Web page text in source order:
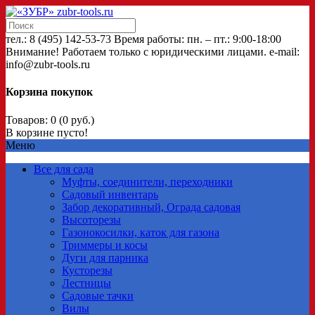
тел.: 8 (495) 142-53-73 Время работы: пн. – пт.: 9:00-18:00
Внимание! Работаем только с юридическими лицами. e-mail:
info@zubr-tools.ru
Корзина покупок
Товаров: 0 (0 руб.)
В корзине пусто!
Меню
Все для сада
Муфты, соединители, переходники
Садовый инвентарь
Забор декоративный, Ограда садовая
Высоторезы
Газонокосилки, каток для газона
Триммеры и косы
Дуги для парника
Кусторезы
Лестницы
Садовые тачки
Вилы